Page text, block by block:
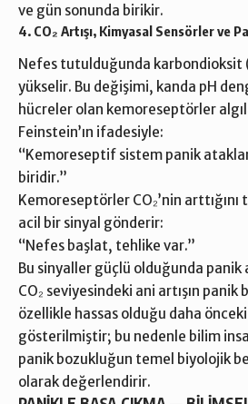
ve gün sonunda birikir.
4. CO₂ Artışı, Kimyasal Sensörler ve
Nefes tutulduğunda karbondioksit
yükselir. Bu değişimi, kanda pH
hücreler olan kemoreseptörler
Feinstein’ın ifadesiyle:
“Kemoreseptif sistem panik
biridir.”
Kemoreseptörler CO₂’nin
acil bir sinyal gönderir:
“Nefes başlat, tehlike var.”
Bu sinyaller güçlü olduğunda
CO₂ seviyesindeki ani artışın panik
özellikle hassas olduğu daha
gösterilmiştir; bu nedenle bilim
panik bozukluğun temel biyolojik
olarak değerlendirir.